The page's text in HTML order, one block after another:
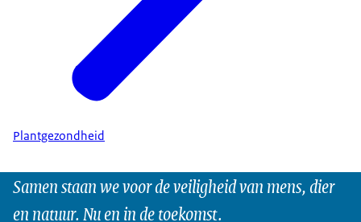
Plantgezondheid
Samen staan we voor de veiligheid van mens, dier
en natuur. Nu en in de toekomst.